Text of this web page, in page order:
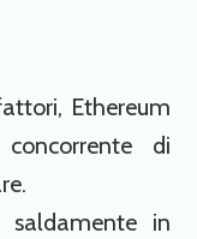
Ethereum
di
saldamente in